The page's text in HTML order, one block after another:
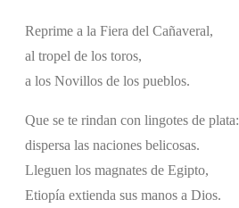
Reprime a la Fiera del Cañaveral,
al tropel de los toros,
a los Novillos de los pueblos.
Que se te rindan con lingotes de plata:
dispersa las naciones belicosas.
Lleguen los magnates de Egipto,
Etiopía extienda sus manos a Dios.